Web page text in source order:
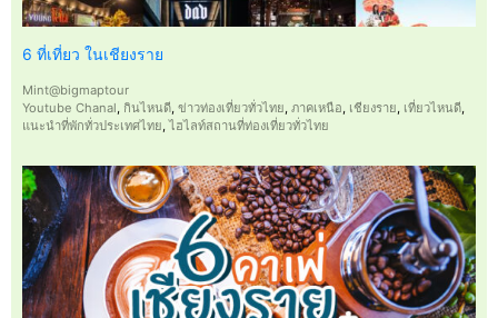
6 ที่เที่ยว ในเชียงราย
Mint@bigmaptour
Youtube Chanal, กินไหนดี, ข่าวท่องเที่ยวทั่วไทย, ภาคเหนือ, เชียงราย, เที่ยวไหนดี,
แนะนำที่พักทั่วประเทศไทย,ไฮไลท์สถานที่ท่องเที่ยวทั่วไทย